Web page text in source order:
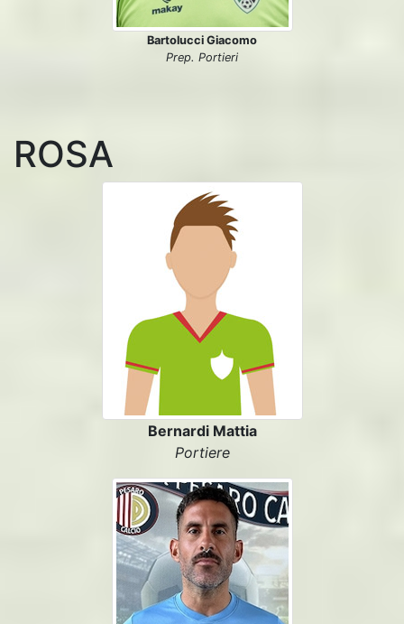
Bartolucci Giacomo
Prep. Portieri
ROSA
Bernardi Mattia
Portiere